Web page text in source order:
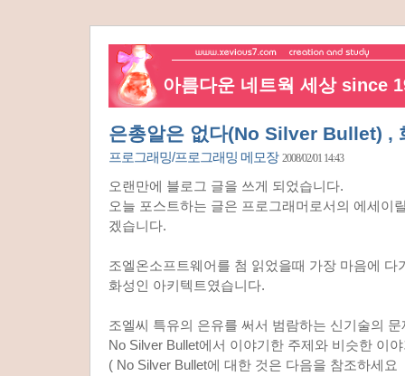
아름다운 네트웍 세상 since
은총알은 없다(No Silver Bullet) ,
프로그래밍/프로그래밍 메모장 2008/02/01 14:43
오랜만에 블로그 글을 쓰게 되었습니다.
오늘 포스트하는 글은 프로그래머로서의 에세이
겠습니다.
조엘온소프트웨어를 첨 읽었을때 가장 마음에 다
화성인 아키텍트였습니다.
조엘씨 특유의 은유를 써서 범람하는 신기술의
No Silver Bullet에서 이야기한 주제와 비슷한 이
( No Silver Bullet에 대한 것은 다음을 참조하세요